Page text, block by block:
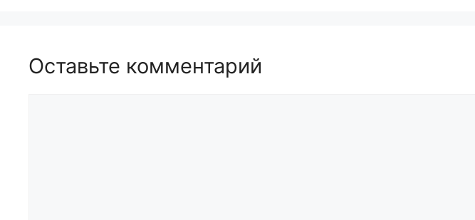
Оставьте комментарий